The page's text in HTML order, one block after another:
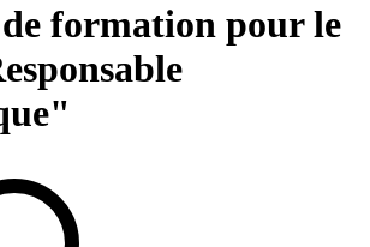
formation pour le